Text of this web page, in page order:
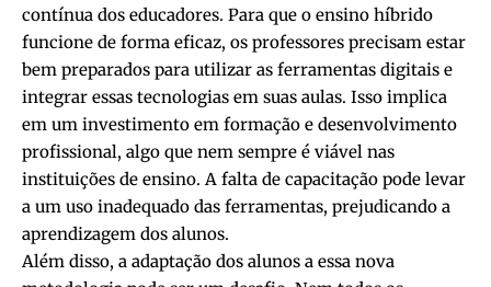
contínua dos educadores. Para que o ensino híbrido
funcione de forma eficaz, os professores precisam estar
bem preparados para utilizar as ferramentas digitais e
integrar essas tecnologias em suas aulas. Isso implica
em um investimento em formação e desenvolvimento
profissional, algo que nem sempre é viável nas
instituições de ensino. A falta de capacitação pode levar
a um uso inadequado das ferramentas, prejudicando a
aprendizagem dos alunos.
Além disso, a adaptação dos alunos a essa nova